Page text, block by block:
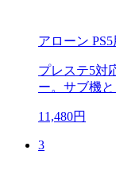
アローン
プレステ5対
ー。サブ機と
11,480円
3